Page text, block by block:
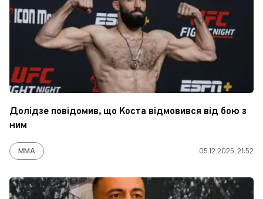
Долідзе повідомив, що Коста відмовився від бою з
ним
ММА 05.12.2025, 21:52